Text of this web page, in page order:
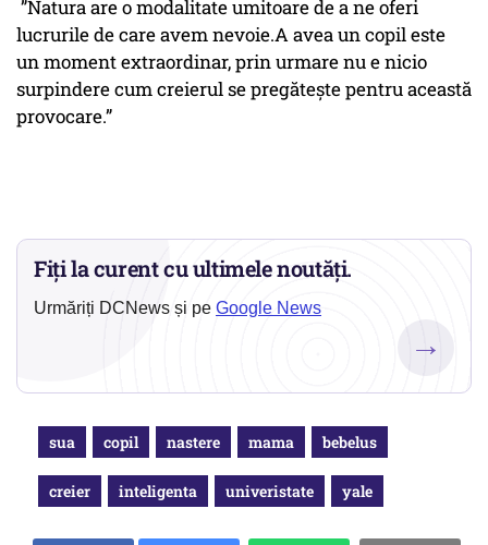
”Natura are o modalitate umitoare de a ne oferi
lucrurile de care avem nevoie.A avea un copil este
un moment extraordinar, prin urmare nu e nicio
surpindere cum creierul se pregătește pentru această
provocare.”
Fiți la curent cu ultimele noutăți.
Urmăriți DCNews și pe Google News
→
sua copil nastere mama bebelus
creier inteligenta univeristate yale